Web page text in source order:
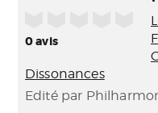
0avis
Dissonances
Edité par